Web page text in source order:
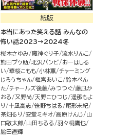
紙版
本当にあった笑える話 みんなの
怖い話2023→2024冬
桜木さゆみ 魔神ぐり子 流水りんこ
熊田プウ助
北沢バンビ
おーはしる
い
華桜こもも 小林薫 チャーミング
じろうちゃん 梅宮あいこ
鈴木ぺん
た
チャールズ後藤 みつつぐ 藤凪か
おる
又野尚 天野こひつじ
遥那もよ
り
十凪高志 笹野ちはる
尾形未紀
茶畑るり
安堂ミキオ 高原けんじ
山
口敏太郎
山田ちるる
羽々桐鷹也
脇田直輝